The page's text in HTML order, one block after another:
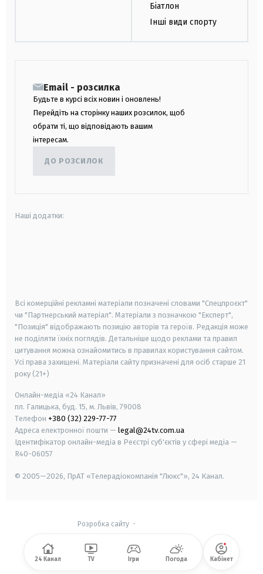
Біатлон
Інші види спорту
Email - розсилка
Будьте в курсі всіх новин і оновлень!
Перейдіть на сторінку наших розсилок, щоб
обрати ті, що відповідають вашим
інтересам.
ДО РОЗСИЛОК
Наші додатки:
Всі комерційні рекламні матеріали позначені словами "Спецпроєкт"
чи "Партнерський матеріал". Матеріали з позначкою "Експерт",
"Позиція" відображають позицію авторів та героїв. Редакція може
не поділяти їхніх поглядів. Детальніше щодо реклами та правил
цитування можна ознайомитись в правилах користування сайтом.
Усі права захищені. Матеріали сайту призначені для осіб старше 21
року (21+)
Онлайн-медіа «24 Канал»
пл. Галицька, буд. 15, м. Львів, 79008
Телефон +380 (32) 229-77-77
Адреса електронної пошти — legal@24tv.com.ua
Ідентифікатор онлайн-медіа в Реєстрі суб'єктів у сфері медіа —
R40-06057
© 2005—2026, ПрАТ «Телерадіокомпанія "Люкс"», 24 Канал.
Розробка сайту-
24 Канал TV Ігри Погода Кабінет